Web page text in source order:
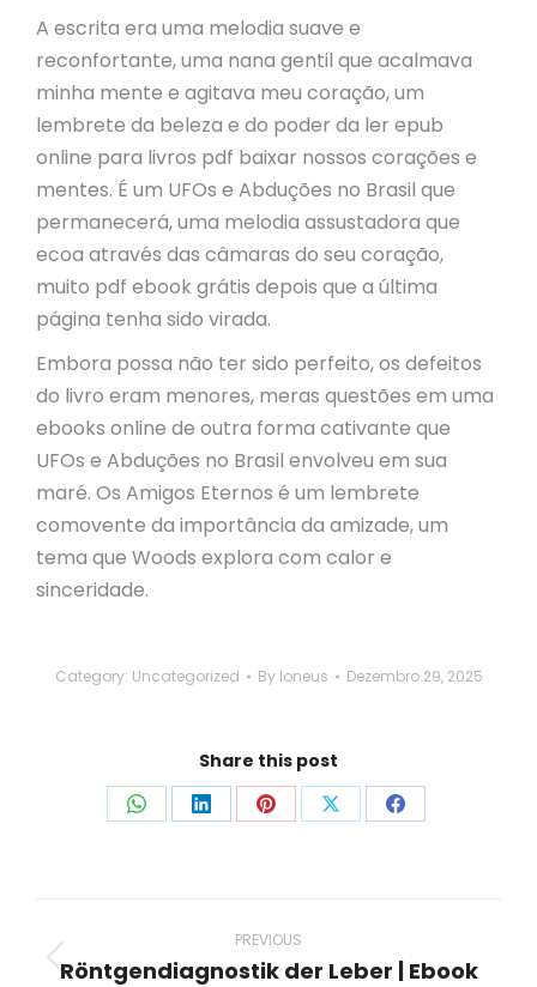
A escrita era uma melodia suave e
reconfortante, uma nana gentil que acalmava
minha mente e agitava meu coração, um
lembrete da beleza e do poder da ler epub
online para livros pdf baixar nossos corações e
mentes. É um UFOs e Abduções no Brasil que
permanecerá, uma melodia assustadora que
ecoa através das câmaras do seu coração,
muito pdf ebook grátis depois que a última
página tenha sido virada.
Embora possa não ter sido perfeito, os defeitos
do livro eram menores, meras questões em uma
ebooks online de outra forma cativante que
UFOs e Abduções no Brasil envolveu em sua
maré. Os Amigos Eternos é um lembrete
comovente da importância da amizade, um
tema que Woods explora com calor e
sinceridade.
Category: Uncategorized By loneus Dezembro 29, 2025
Share this post
Share Share Share Share Share
navigation
PREVIOUS
Previous
Röntgendiagnostik der Leber | Ebook